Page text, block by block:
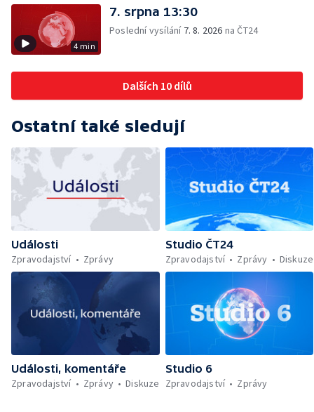
4 min
7. srpna 13:30
Poslední vysílání 7. 8. 2026 na ČT24
Dalších 10 dílů
Ostatní také sledují
Události
Zpravodajství
Zprávy
Studio ČT24
Zpravodajství
Zprávy Diskuze
Události, komentáře
Zpravodajství
Zprávy Diskuze
Studio 6
Zpravodajství
Zprávy